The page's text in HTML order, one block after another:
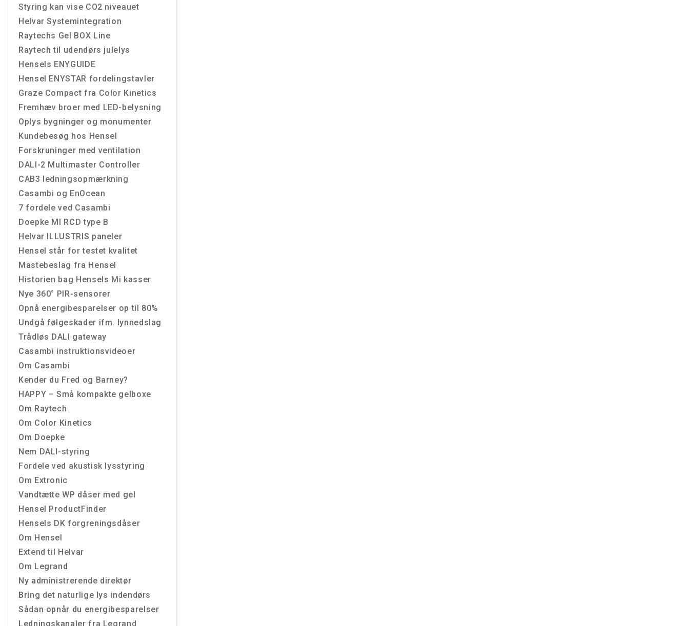
Styring kan vise CO2 niveauet
Helvar Systemintegration
Raytechs Gel BOX Line
Raytech til udendørs julelys
Hensels ENYGUIDE
Hensel ENYSTAR fordelingstavler
Graze Compact fra Color Kinetics
Fremhæv broer med LED-belysning
Oplys bygninger og monumenter
Kundebesøg hos Hensel
Forskruninger med ventilation
DALI-2 Multimaster Controller
CAB3 ledningsopmærkning
Casambi og EnOcean
7 fordele ved Casambi
Doepke MI RCD type B
Helvar ILLUSTRIS paneler
Hensel står for testet kvalitet
Mastebeslag fra Hensel
Historien bag Hensels Mi kasser
Nye 360° PIR-sensorer
Opnå energibesparelser op til 80%
Undgå følgeskader ifm. lynnedslag
Trådløs DALI gateway
Casambi instruktionsvideoer
Om Casambi
Kender du Fred og Barney?
HAPPY – Små kompakte gelboxe
Om Raytech
Om Color Kinetics
Om Doepke
Nem DALI-styring
Fordele ved akustisk lysstyring
Om Extronic
Vandtætte WP dåser med gel
Hensel ProductFinder
Hensels DK forgreningsdåser
Om Hensel
Extend til Helvar
Om Legrand
Ny administrerende direktør
Bring det naturlige lys indendørs
Sådan opnår du energibesparelser
Ledningskanaler fra Legrand